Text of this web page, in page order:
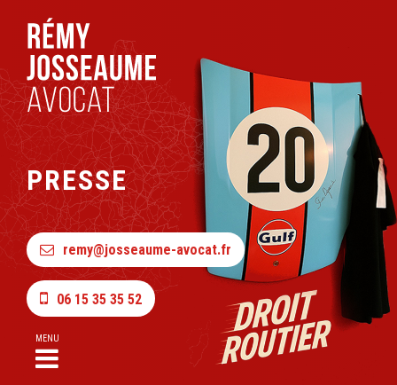
PRESSE
remy@josseaume-avocat.fr
06 15 35 35 52
MENU